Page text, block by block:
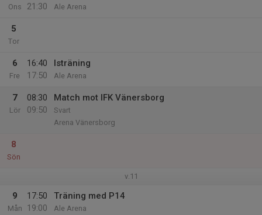
Ons
21:30
Ale Arena
5
Tor
6
Fre
16:40
17:50
Isträning
Ale Arena
7
Lör
08:30
09:50
Match mot IFK Vänersborg
Svart
Arena Vänersborg
8
Sön
v.11
9
Mån
17:50
19:00
Träning med P14
Ale Arena